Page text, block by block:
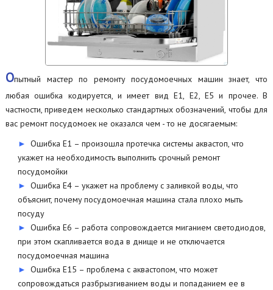
Опытный мастер по ремонту посудомоечных машин знает, что
любая ошибка кодируется, и имеет вид Е1, Е2, Е5 и прочее. В
частности, приведем несколько стандартных обозначений, чтобы для
вас ремонт посудомоек не оказался чем - то не досягаемым:
Ошибка Е1 – произошла протечка системы аквастоп, что
укажет на необходимость выполнить срочный ремонт
посудомойки
Ошибка Е4 – укажет на проблему с заливкой воды, что
объяснит, почему посудомоечная машина стала плохо мыть
посуду
Ошибка Е6 – работа сопровождается миганием светодиодов,
при этом скапливается вода в днище и не отключается
посудомоечная машина
Ошибка Е15 – проблема с аквастопом, что может
сопровождаться разбрызгиванием воды и попаданием ее в